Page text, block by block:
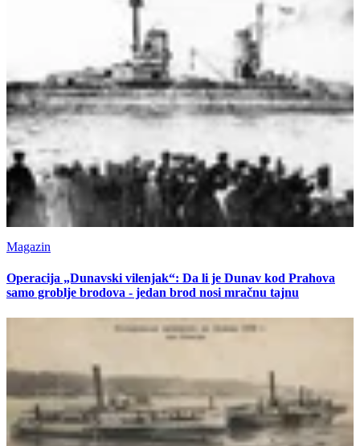
Magazin
Operacija „Dunavski vilenjak“: Da li je Dunav kod Prahova
samo groblje brodova - jedan brod nosi mračnu tajnu